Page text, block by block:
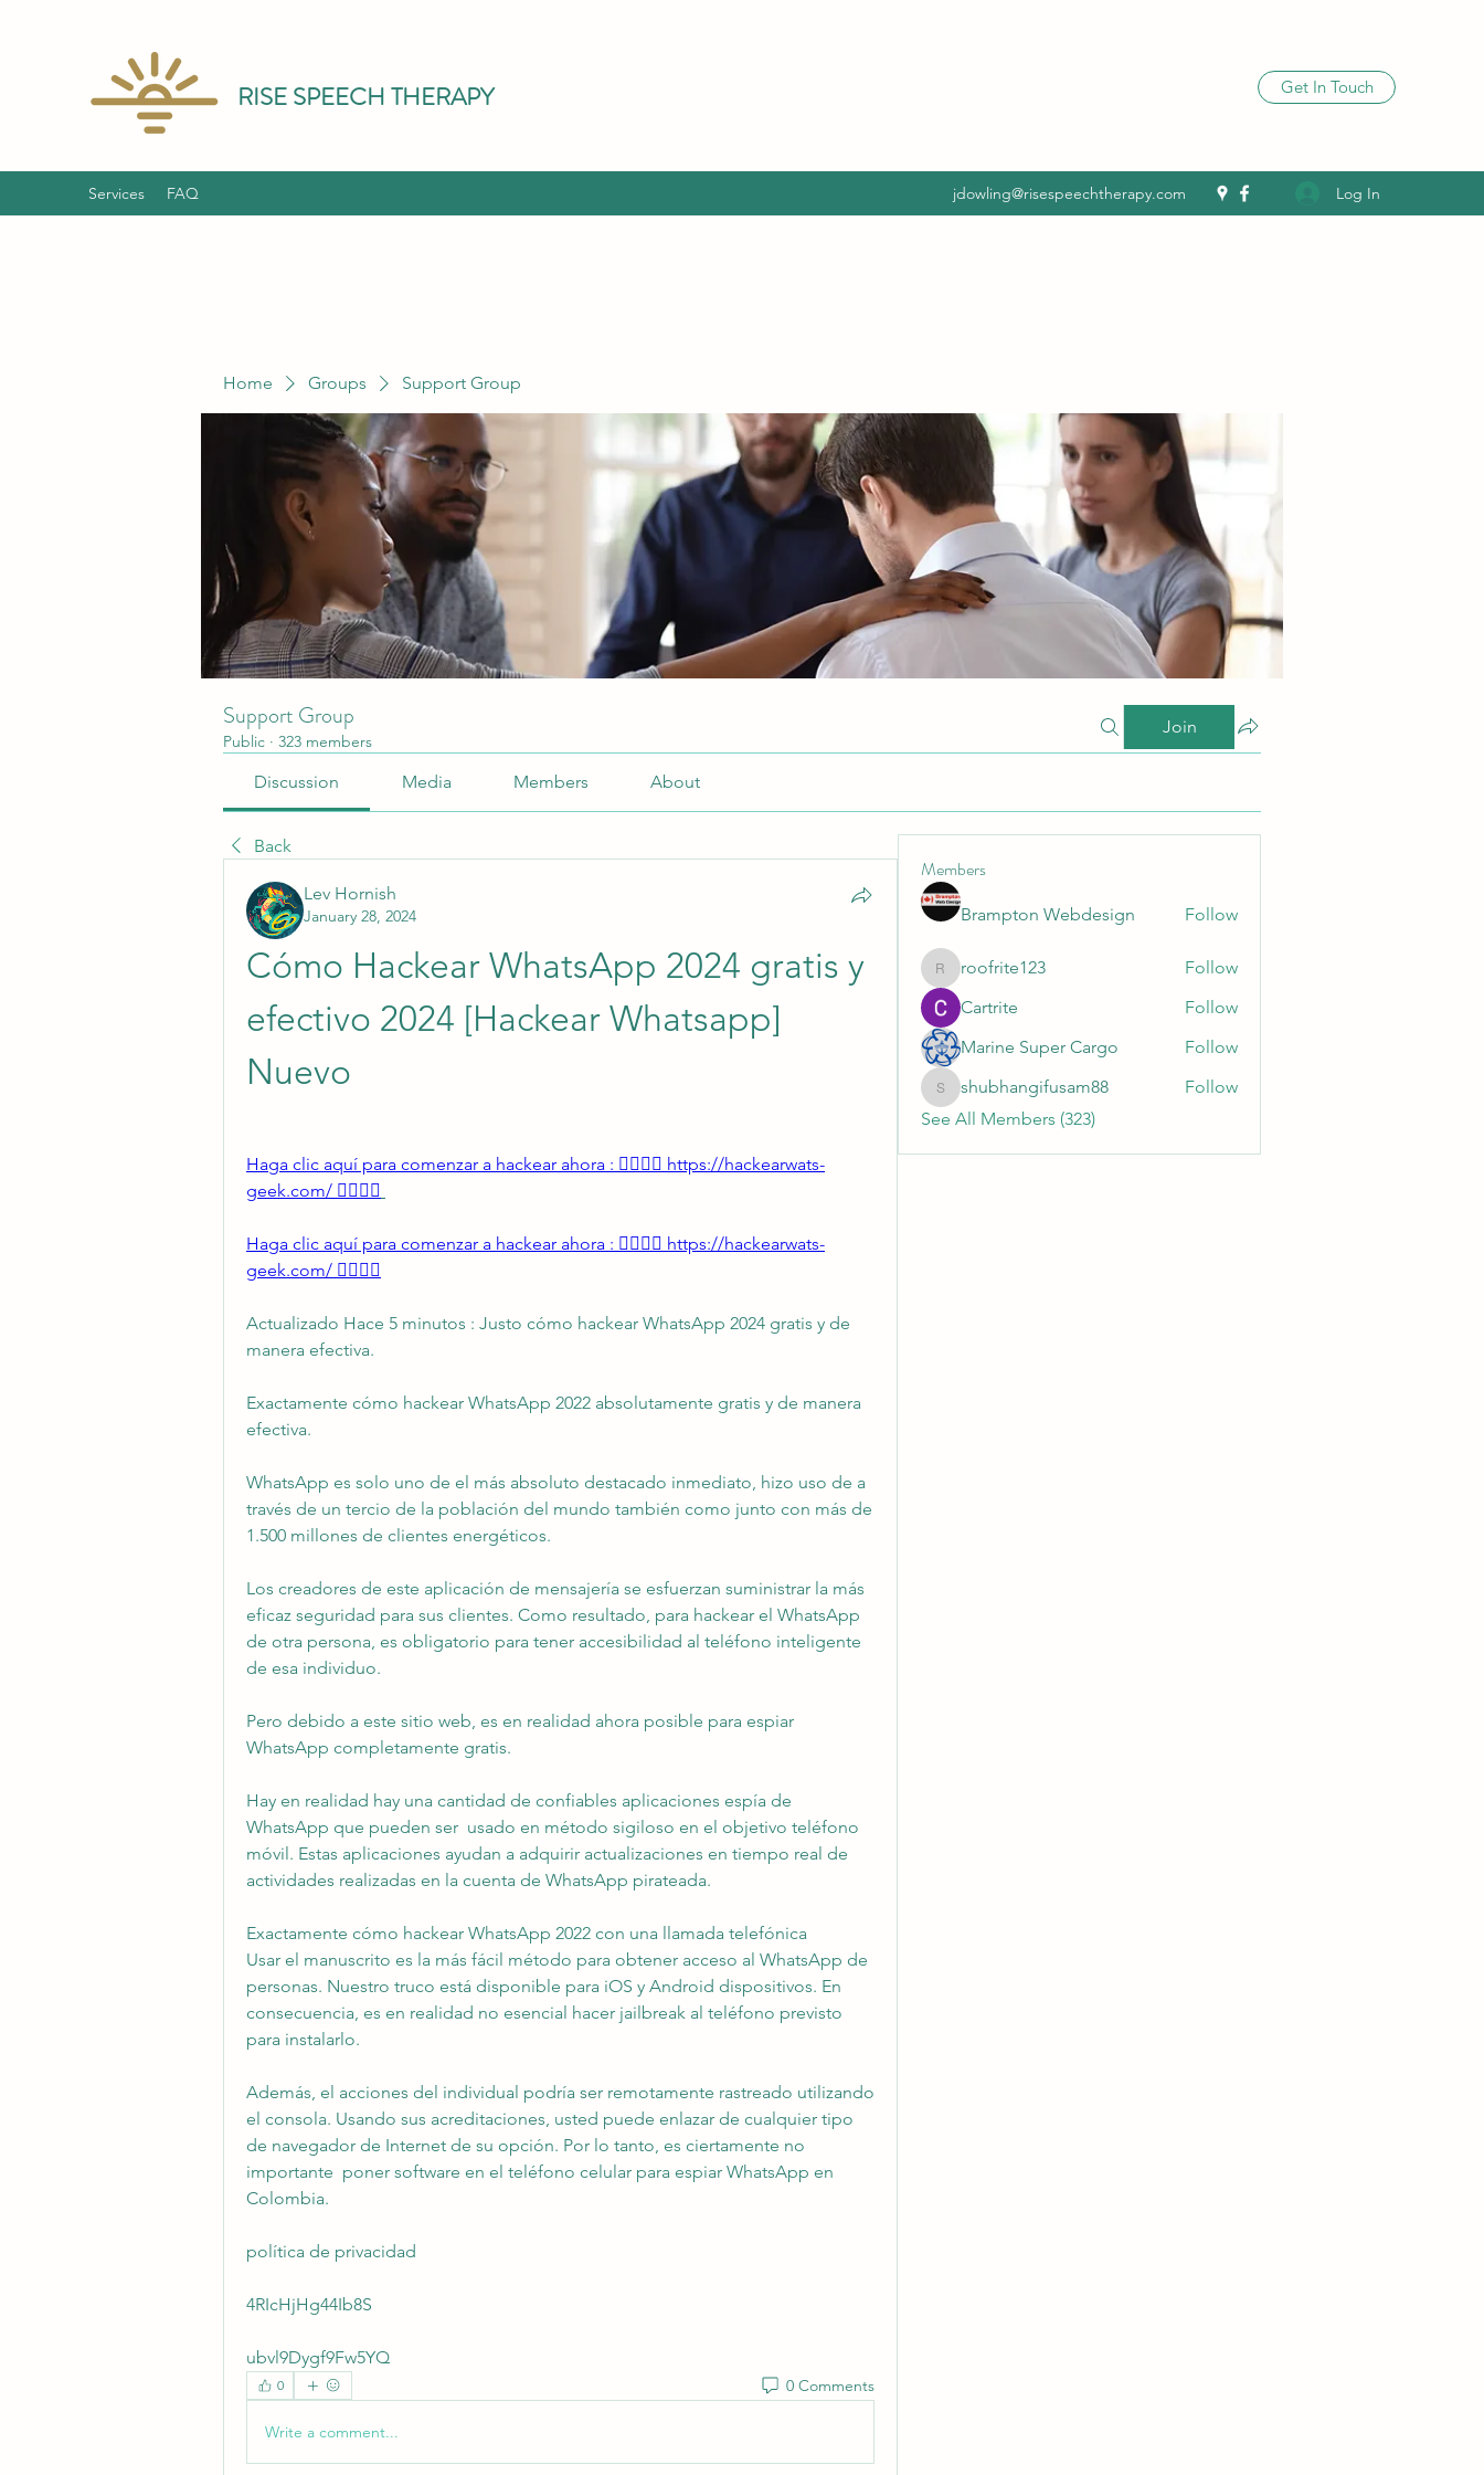
RISE SPEECH THERAPY Get In Touch
Services FAQ jdowling@risespeechtherapy.com Log In
Home Groups Support Group
Support Group
Public · 323 members
Join
Discussion Media Members About
Back
Lev Hornish
January 28, 2024
Cómo Hackear WhatsApp 2024 gratis y
efectivo 2024 [Hackear Whatsapp]
Nuevo
Haga clic aquí para comenzar a hackear ahora : 👉🏻👉🏻 https://hackearwats-
geek.com/ 👈🏻👈🏻
Haga clic aquí para comenzar a hackear ahora : 👉🏻👉🏻 https://hackearwats-
geek.com/ 👈🏻👈🏻
Actualizado Hace 5 minutos : Justo cómo hackear WhatsApp 2024 gratis y de
manera efectiva.
Exactamente cómo hackear WhatsApp 2022 absolutamente gratis y de manera
efectiva.
WhatsApp es solo uno de el más absoluto destacado inmediato, hizo uso de a
través de un tercio de la población del mundo también como junto con más de
1.500 millones de clientes energéticos.
Los creadores de este aplicación de mensajería se esfuerzan suministrar la más
eficaz seguridad para sus clientes. Como resultado, para hackear el WhatsApp
de otra persona, es obligatorio para tener accesibilidad al teléfono inteligente
de esa individuo.
Pero debido a este sitio web, es en realidad ahora posible para espiar
WhatsApp completamente gratis.
Hay en realidad hay una cantidad de confiables aplicaciones espía de
WhatsApp que pueden ser  usado en método sigiloso en el objetivo teléfono
móvil. Estas aplicaciones ayudan a adquirir actualizaciones en tiempo real de
actividades realizadas en la cuenta de WhatsApp pirateada.
Exactamente cómo hackear WhatsApp 2022 con una llamada telefónica
Usar el manuscrito es la más fácil método para obtener acceso al WhatsApp de
personas. Nuestro truco está disponible para iOS y Android dispositivos. En
consecuencia, es en realidad no esencial hacer jailbreak al teléfono previsto
para instalarlo.
Además, el acciones del individual podría ser remotamente rastreado utilizando
el consola. Usando sus acreditaciones, usted puede enlazar de cualquier tipo
de navegador de Internet de su opción. Por lo tanto, es ciertamente no
importante  poner software en el teléfono celular para espiar WhatsApp en
Colombia.
política de privacidad
4RIcHjHg44Ib8S
ubvl9Dygf9Fw5YQ
0 0 Comments
Write a comment...
Members
Brampton Webdesign Follow
roofrite123
roofrite123
Follow
Cartrite
Follow
Marine Super Cargo
Follow
shubhangifusam88
shubhangifusam88
Follow
See All Members (323)